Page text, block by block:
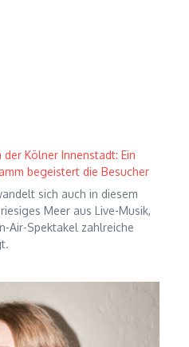
Kölner Innenstadt: Ein
begeistert die Besucher
sich auch in diesem
Meer aus Live-Musik,
Air-Spektakel zahlreiche